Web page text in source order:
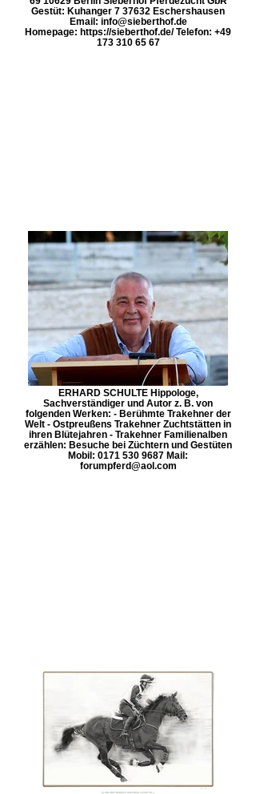
Gestüt: Kuhanger 7 37632 Eschershausen
Email: info@sieberthof.de
Homepage: https://sieberthof.de/ Telefon: +49
173 310 65 67
ERHARD SCHULTE Hippologe,
Sachverständiger und Autor z. B. von
folgenden Werken: - Berühmte Trakehner der
Welt - Ostpreußens Trakehner Zuchtstätten in
ihren Blütejahren - Trakehner Familienalben
erzählen: Besuche bei Züchtern und Gestüten
Mobil: 0171 530 9687 Mail:
forumpferd@aol.com